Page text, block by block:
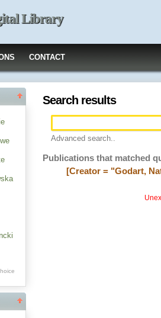
Library
CONTACT
Search results
Advanced search..
Publications that matched
[Creator = "Godart,